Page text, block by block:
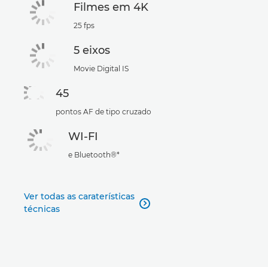
Filmes em 4K
25 fps
5 eixos
Movie Digital IS
45
pontos AF de tipo cruzado
WI-FI
e Bluetooth®*
Ver todas as caraterísticas
técnicas
